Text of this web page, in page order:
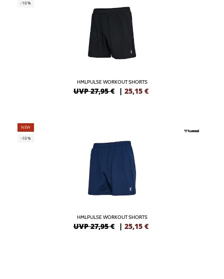
-10%
HMLPULSE WORKOUT SHORTS
UVP 27,95 € | 25,15 €
NEW
-10%
HMLPULSE WORKOUT SHORTS
UVP 27,95 € | 25,15 €